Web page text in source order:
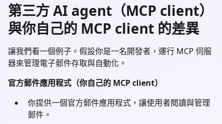
第三方 AI agent（MCP client）
與你自己的 MCP client 的差異
讓我們看一個例子。假設你是一名開發者，運行 MCP 伺服
器來管理電子郵件存取與自動化。
官方郵件應用程式（你自己的 MCP client）
你提供一個官方郵件應用程式，讓使用者閱讀與管理
郵件。